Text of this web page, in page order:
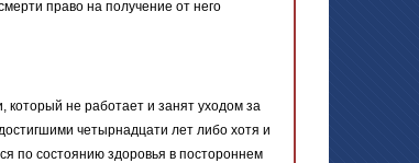
право на получение от него
который не работает и занят уходом за
четырнадцати лет либо хотя и
по состоянию здоровья в постороннем